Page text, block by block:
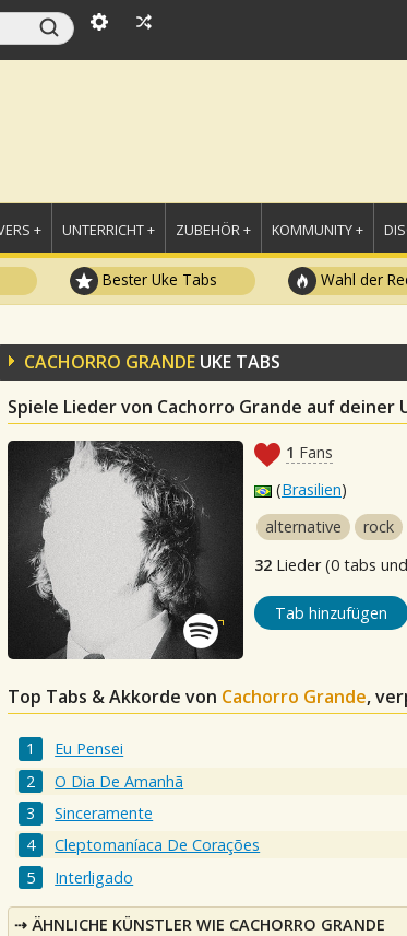
+ UNTERRICHT + ZUBEHÖR + KOMMUNITY +
Bester Uke Tabs Wahl der
CACHORRO GRANDE UKE TABS
Spiele Lieder von Cachorro Grande auf deiner
1 Fans
(Brasilien)
alternative
rock
32 Lieder (0 tabs
Tab hinzufügen
Top Tabs & Akkorde von Cachorro Grande,
Eu Pensei
O Dia De Amanhã
Sinceramente
Cleptomaníaca De Corações
Interligado
ÄHNLICHE KÜNSTLER WIE CACHORRO GRANDE